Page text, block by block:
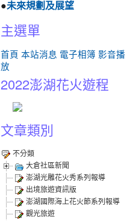
●未來規劃及展望
主選單
首頁 本站消息 電子相簿 影音播
放
2022澎湖花火遊程
文章類別
不分類
大倉社區新聞
澎湖光雕花火秀系列報導
出境旅遊資訊版
澎湖國際海上花火節系列報導
觀光旅遊